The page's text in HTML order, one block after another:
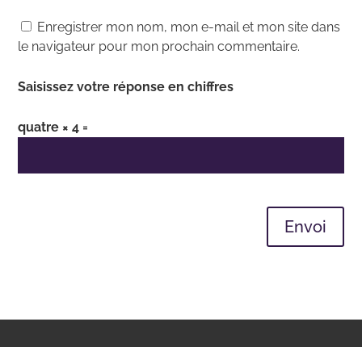
Enregistrer mon nom, mon e-mail et mon site dans
le navigateur pour mon prochain commentaire.
Saisissez votre réponse en chiffres
quatre × 4 =
Envoi